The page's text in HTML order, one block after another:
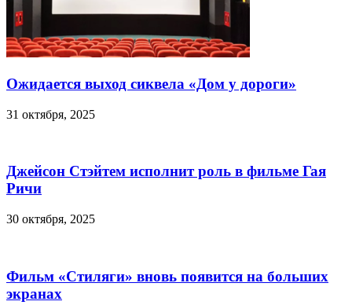
Ожидается выход сиквела «Дом у дороги»
31 октября, 2025
Джейсон Стэйтем исполнит роль в фильме Гая
Ричи
30 октября, 2025
Фильм «Стиляги» вновь появится на больших
экранах